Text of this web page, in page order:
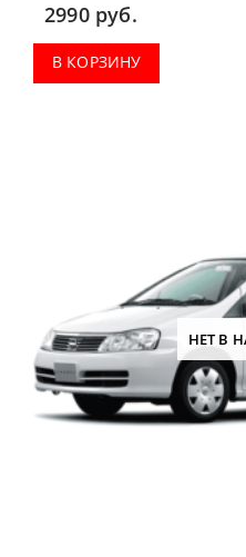
2990 руб.
В КОРЗИНУ
НЕТ В